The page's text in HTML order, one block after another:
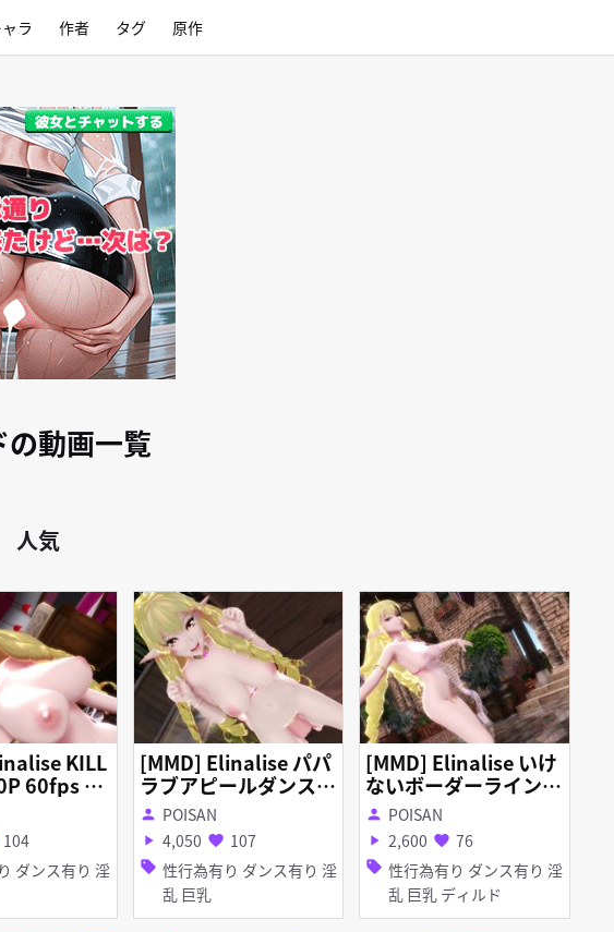
ラ 作者 タグ 原作
動画一覧
人気
KILL
60fps R-
104
[MMD] Elinalise パパ
ラブアピールダンス 1
080P 60fps R-18
person POISAN
play_arrow 4,050 favorite 107
sell 性行為有り ダンス有り 淫
乱 巨乳
[MMD] Elinalise いけ
ないボーダーライン 1
080P 60fps R-18
person POISAN
play_arrow 2,600 favorite 76
sell 性行為有り ダンス有り 淫
乱 巨乳 ディルド